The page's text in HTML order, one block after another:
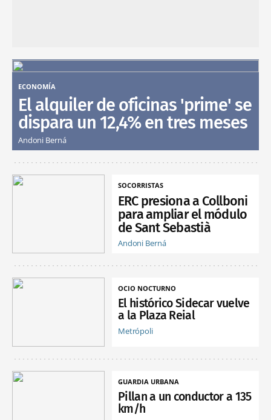
ECONOMÍA
El alquiler de oficinas 'prime' se
dispara un 12,4% en tres meses
Andoni Berná
SOCORRISTAS
ERC presiona a Collboni
para ampliar el módulo
de Sant Sebastià
Andoni Berná
OCIO NOCTURNO
El histórico Sidecar vuelve
a la Plaza Reial
Metrópoli
GUARDIA URBANA
Pillan a un conductor a 135
km/h